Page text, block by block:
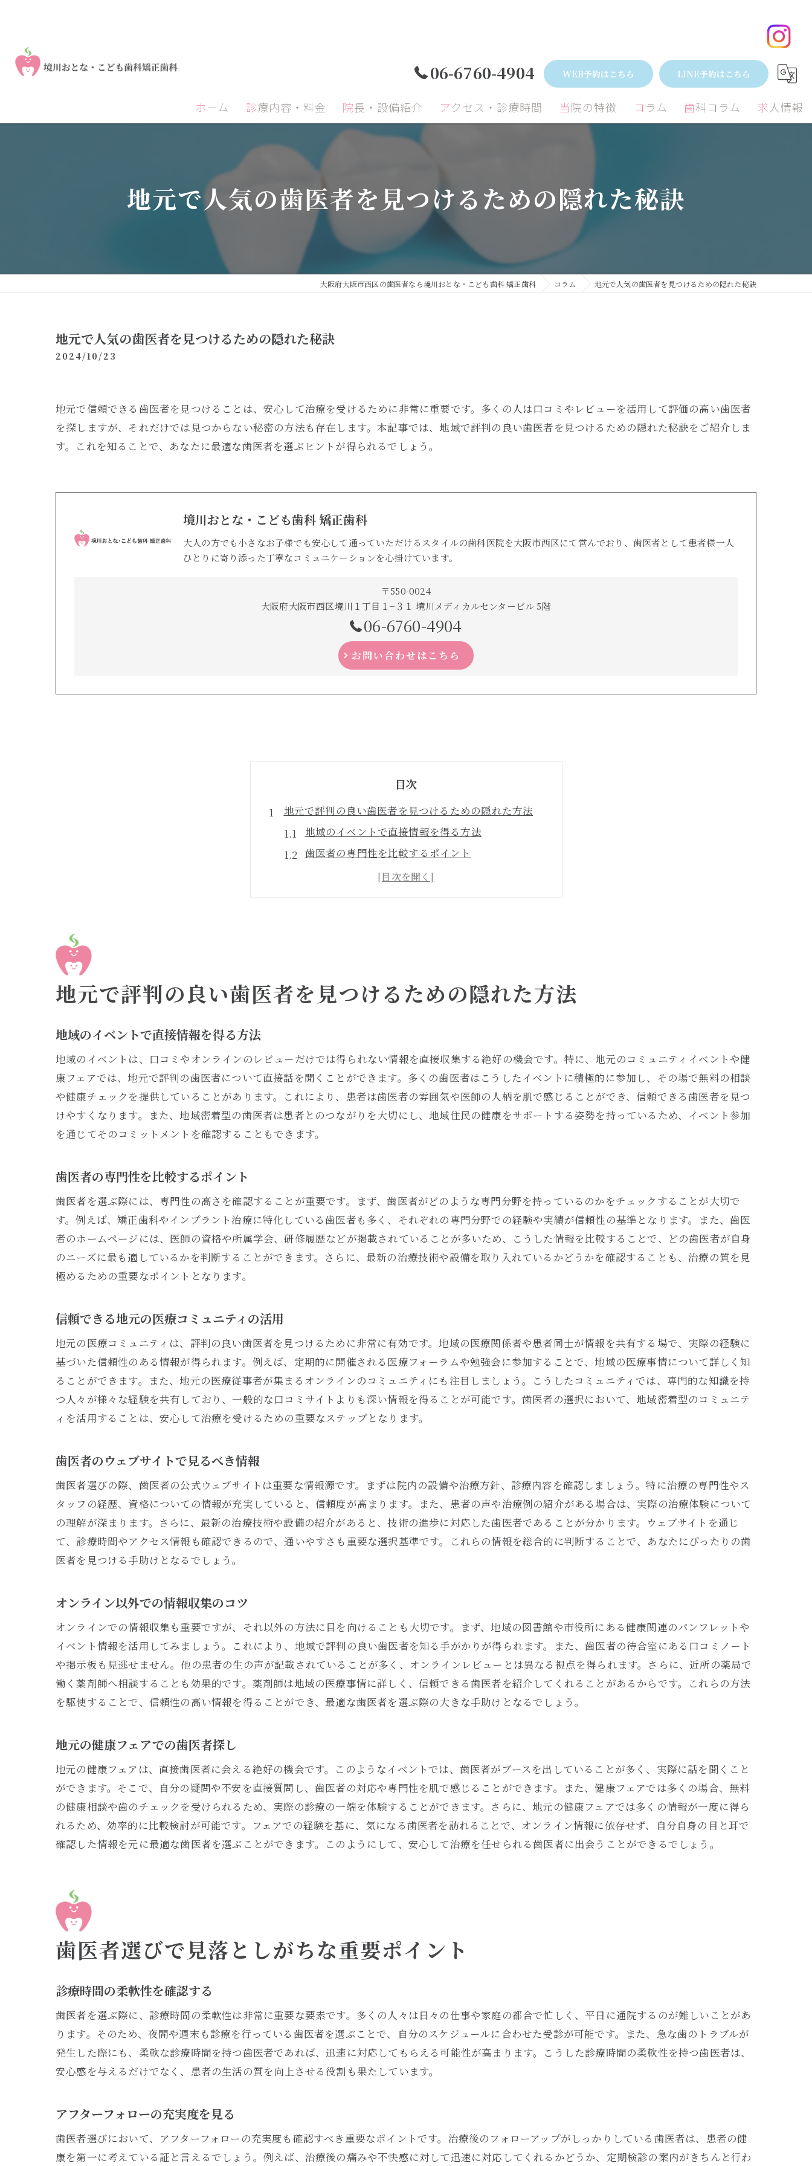
06-6760-4904 WEB予約はこちら LINE予約はこちら
ホーム 診療内容・料金
小児歯科
顎関節症 予防治療 口腔外科 歯周病治療
再生療法 インプラント
入れ歯治療
院長・設備紹介 アクセス・診療時間 当院の特徴
歯周病
予防歯科
コラム 歯科コラム 求人情報
地元で人気の歯医者を見つけるための隠れた秘訣
大阪府大阪市西区の歯医者なら境川おとな・こども歯科 矯正歯科 コラム 地元で人気の歯医者を見つけるための隠れた秘訣
地元で人気の歯医者を見つけるための隠れた秘訣
2024/10/23
地元で信頼できる歯医者を見つけることは、安心して治療を受けるために非常に重要です。多くの人は口コミやレビューを活用して評価の高い歯医者
を探しますが、それだけでは見つからない秘密の方法も存在します。本記事では、地域で評判の良い歯医者を見つけるための隠れた秘訣をご紹介しま
す。これを知ることで、あなたに最適な歯医者を選ぶヒントが得られるでしょう。
境川おとな・こども歯科 矯正歯科
大人の方でも小さなお子様でも安心して通っていただけるスタイルの歯科医院を大阪市西区にて営んでおり、歯医者として患者様一人
ひとりに寄り添った丁寧なコミュニケーションを心掛けています。
〒550-0024
大阪府大阪市西区境川１丁目１−３１ 境川メディカルセンタービル 5階
06-6760-4904
お問い合わせはこちら
目次
地元で評判の良い歯医者を見つけるための隠れた方法
地域のイベントで直接情報を得る方法
歯医者の専門性を比較するポイント
信頼できる地元の医療コミュニティの活用
歯医者のウェブサイトで見るべき情報
アフターフォローの充実度を見る
保険対応の詳細を確認する
治療方針と患者への説明の丁寧さ
口コミだけではない理想の歯医者を見つける方法
直接体験談を集める効果的な方法
患者教育に力を入れているか確認する
地元の健康雑誌や新聞記事を参考にする
地域で評判の歯医者の共通点を探る
スタッフの経験と教育制度
地元からのフィードバックを重視する姿勢
最新の治療技術の導入状況
隠れた名医を見つけるための歯医者探しのコツ
専門分野での受賞歴の有無を確認
定期的なイベントでの医師との交流
専門機関からの推薦をチェック
医療機関への直接訪問の価値
評判の良い歯医者を見つけるために知っておくべきこと
治療計画の透明性を確保する
歯医者の専門誌での評価を確認する
地域の健康議会での評判を調査
歯医者の選び方で後悔しないための秘訣
歯医者の教育背景と資格を確認
費用対効果を分析する
患者の満足度調査結果を参考にする
治療後のフォローアップ体制の確認
地元で愛される歯医者になるための条件とは
地域イベントへの積極的参加
地元で評判の良い歯医者を見つけるための隠れた方法
地域のイベントで直接情報を得る方法
地域のイベントは、口コミやオンラインのレビューだけでは得られない情報を直接収集する絶好の機会です。特に、地元のコミュニティイベントや健
康フェアでは、地元で評判の歯医者について直接話を聞くことができます。多くの歯医者はこうしたイベントに積極的に参加し、その場で無料の相談
や健康チェックを提供していることがあります。これにより、患者は歯医者の雰囲気や医師の人柄を肌で感じることができ、信頼できる歯医者を見つ
けやすくなります。また、地域密着型の歯医者は患者とのつながりを大切にし、地域住民の健康をサポートする姿勢を持っているため、イベント参加
を通じてそのコミットメントを確認することもできます。
歯医者の専門性を比較するポイント
歯医者を選ぶ際には、専門性の高さを確認することが重要です。まず、歯医者がどのような専門分野を持っているのかをチェックすることが大切で
す。例えば、矯正歯科やインプラント治療に特化している歯医者も多く、それぞれの専門分野での経験や実績が信頼性の基準となります。また、歯医
者のホームページには、医師の資格や所属学会、研修履歴などが掲載されていることが多いため、こうした情報を比較することで、どの歯医者が自身
のニーズに最も適しているかを判断することができます。さらに、最新の治療技術や設備を取り入れているかどうかを確認することも、治療の質を見
極めるための重要なポイントとなります。
信頼できる地元の医療コミュニティの活用
地元の医療コミュニティは、評判の良い歯医者を見つけるために非常に有効です。地域の医療関係者や患者同士が情報を共有する場で、実際の経験に
基づいた信頼性のある情報が得られます。例えば、定期的に開催される医療フォーラムや勉強会に参加することで、地域の医療事情について詳しく知
ることができます。また、地元の医療従事者が集まるオンラインのコミュニティにも注目しましょう。こうしたコミュニティでは、専門的な知識を持
つ人々が様々な経験を共有しており、一般的な口コミサイトよりも深い情報を得ることが可能です。歯医者の選択において、地域密着型のコミュニテ
ィを活用することは、安心して治療を受けるための重要なステップとなります。
歯医者のウェブサイトで見るべき情報
歯医者選びの際、歯医者の公式ウェブサイトは重要な情報源です。まずは院内の設備や治療方針、診療内容を確認しましょう。特に治療の専門性やス
タッフの経歴、資格についての情報が充実していると、信頼度が高まります。また、患者の声や治療例の紹介がある場合は、実際の治療体験について
の理解が深まります。さらに、最新の治療技術や設備の紹介があると、技術の進歩に対応した歯医者であることが分かります。ウェブサイトを通じ
て、診療時間やアクセス情報も確認できるので、通いやすさも重要な選択基準です。これらの情報を総合的に判断することで、あなたにぴったりの歯
医者を見つける手助けとなるでしょう。
オンライン以外での情報収集のコツ
オンラインでの情報収集も重要ですが、それ以外の方法に目を向けることも大切です。まず、地域の図書館や市役所にある健康関連のパンフレットや
イベント情報を活用してみましょう。これにより、地域で評判の良い歯医者を知る手がかりが得られます。また、歯医者の待合室にある口コミノート
や掲示板も見逃せません。他の患者の生の声が記載されていることが多く、オンラインレビューとは異なる視点を得られます。さらに、近所の薬局で
働く薬剤師へ相談することも効果的です。薬剤師は地域の医療事情に詳しく、信頼できる歯医者を紹介してくれることがあるからです。これらの方法
を駆使することで、信頼性の高い情報を得ることができ、最適な歯医者を選ぶ際の大きな手助けとなるでしょう。
地元の健康フェアでの歯医者探し
地元の健康フェアは、直接歯医者に会える絶好の機会です。このようなイベントでは、歯医者がブースを出していることが多く、実際に話を聞くこと
ができます。そこで、自分の疑問や不安を直接質問し、歯医者の対応や専門性を肌で感じることができます。また、健康フェアでは多くの場合、無料
の健康相談や歯のチェックを受けられるため、実際の診療の一端を体験することができます。さらに、地元の健康フェアでは多くの情報が一度に得ら
れるため、効率的に比較検討が可能です。フェアでの経験を基に、気になる歯医者を訪れることで、オンライン情報に依存せず、自分自身の目と耳で
確認した情報を元に最適な歯医者を選ぶことができます。このようにして、安心して治療を任せられる歯医者に出会うことができるでしょう。
歯医者選びで見落としがちな重要ポイント
診療時間の柔軟性を確認する
歯医者を選ぶ際に、診療時間の柔軟性は非常に重要な要素です。多くの人々は日々の仕事や家庭の都合で忙しく、平日に通院するのが難しいことがあ
ります。そのため、夜間や週末も診療を行っている歯医者を選ぶことで、自分のスケジュールに合わせた受診が可能です。また、急な歯のトラブルが
発生した際にも、柔軟な診療時間を持つ歯医者であれば、迅速に対応してもらえる可能性が高まります。こうした診療時間の柔軟性を持つ歯医者は、
安心感を与えるだけでなく、患者の生活の質を向上させる役割も果たしています。
アフターフォローの充実度を見る
歯医者選びにおいて、アフターフォローの充実度も確認すべき重要なポイントです。治療後のフォローアップがしっかりしている歯医者は、患者の健
康を第一に考えている証と言えるでしょう。例えば、治療後の痛みや不快感に対して迅速に対応してくれるかどうか、定期検診の案内がきちんと行わ